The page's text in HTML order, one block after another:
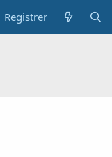
Registrer